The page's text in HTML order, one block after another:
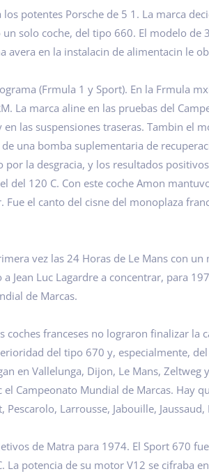
potentes Porsche de 5 1. La marca
solo coche, del tipo 660. El modelo
avera en la instalacin de alimentacin le
(Frmula 1 y Sport). En la Frmula
La marca aline en las pruebas del
las suspensiones traseras. Tambin el
una bomba suplementaria de
la desgracia, y los resultados
del 120 C. Con este coche Amon
el canto del cisne del monoplaza
vez las 24 Horas de Le Mans con
Jean Luc Lagardre a concentrar, para
de Marcas.
franceses no lograron finalizar la
del tipo 670 y, especialmente,
en Vallelunga, Dijon, Le Mans,
Campeonato Mundial de Marcas. Hay
Larrousse, Jabouille,
de Matra para 1974. El Sport 670
potencia de su motor V12 se cifraba